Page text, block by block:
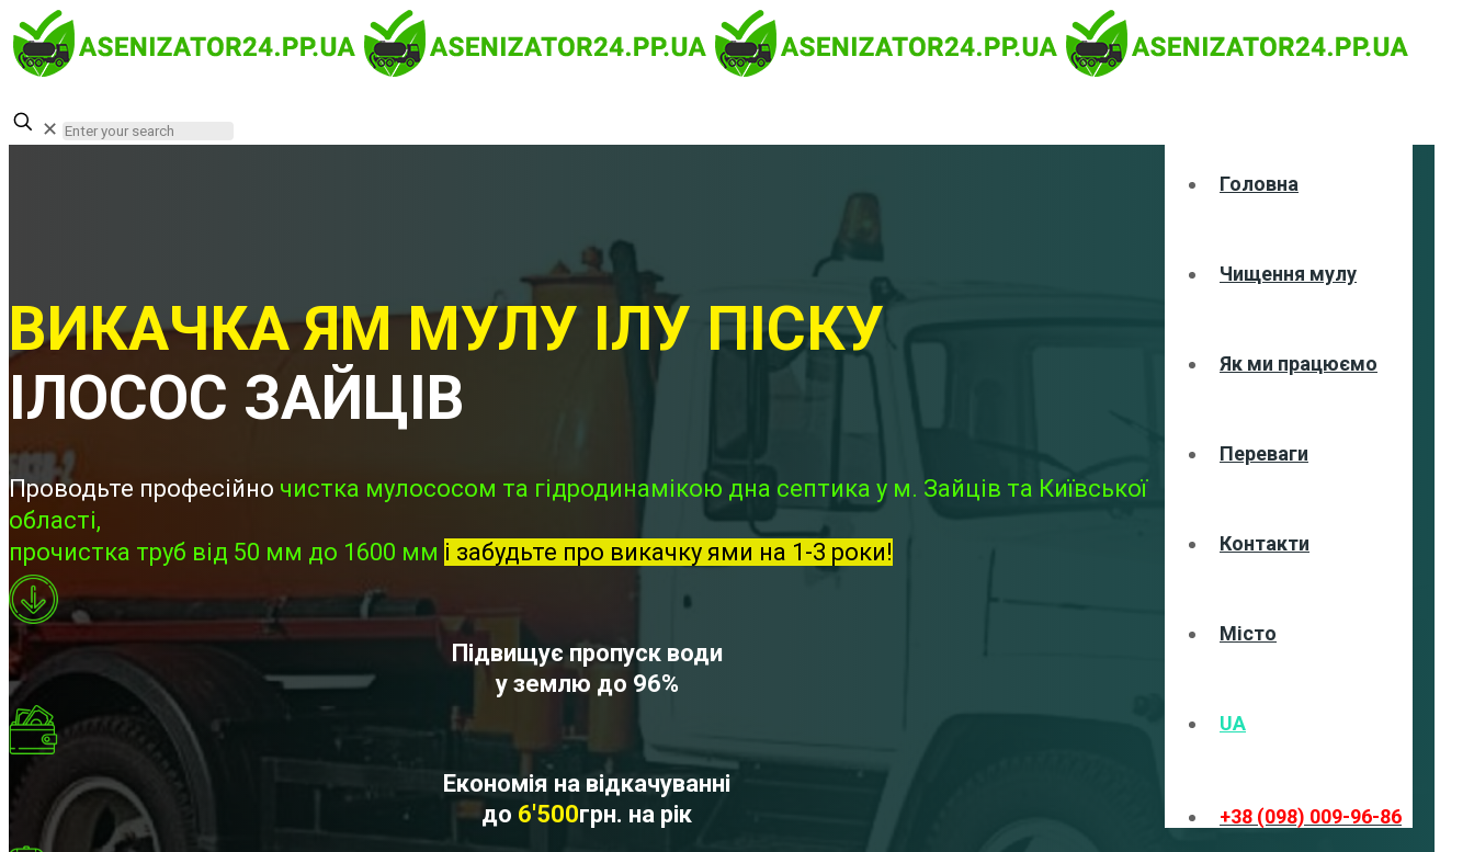
Головна
Чищення мулу
Як ми працюємо
Переваги
Контакти
Місто
UA
+38 (098) 009-96-86
✕
ВИКАЧКА ЯМ МУЛУ ІЛУ ПІСКУ
ІЛОСОС ЗАЙЦІВ
Проводьте професійно чистка мулососом та гідродинамікою дна септика у м. Зайців та Київської
області,
прочистка труб від 50 мм до 1600 мм і забудьте про викачку ями на 1-3 роки!
Підвищує пропуск води
у землю до 96%
Економія на відкачуванні
до 6'500грн. на рік